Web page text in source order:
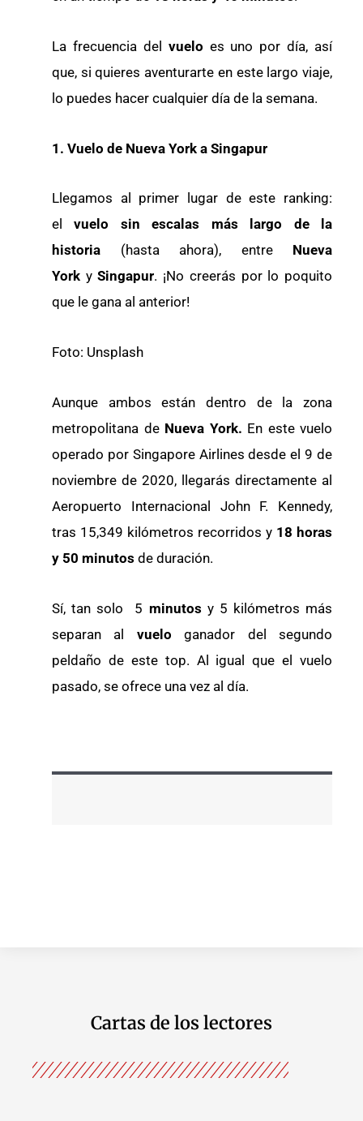
La frecuencia del vuelo es uno por día, así
que, si quieres aventurarte en este largo viaje,
lo puedes hacer cualquier día de la semana.
1. Vuelo de Nueva York a Singapur
Llegamos al primer lugar de este ranking:
elvuelo sin escalas más largo de la
historia (hasta ahora), entre Nueva
York ySingapur. ¡No creerás por lo poquito
que le gana al anterior!
Foto: Unsplash
Aunque ambos están dentro de la zona
metropolitana deNueva York. En este vuelo
operado por Singapore Airlines desde el 9 de
noviembre de 2020, llegarás directamente al
Aeropuerto Internacional John F. Kennedy,
tras 15,349 kilómetros recorridos y 18 horas
y 50 minutos de duración.
Sí, tan solo 5 minutos y 5 kilómetros más
separan al vueloganador del segundo
peldaño de este top. Al igual que el vuelo
pasado, se ofrece una vez al día.
Cartas de los lectores